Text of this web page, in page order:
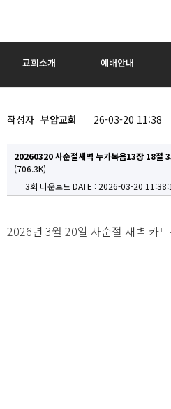
교회소개 예배안내
작성자 부암교회 26-03-20 11:38
20260320 사순절새벽 누가복음13장 18절
(706.3K)
3회 다운로드 DATE : 2026-03-20
2026년 3월 20일 사순절 새벽 카